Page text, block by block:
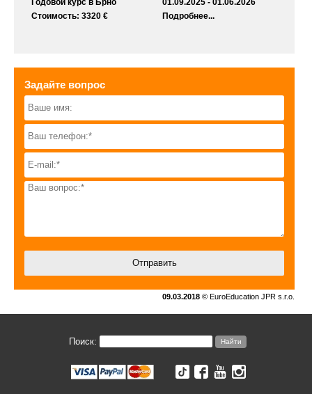
Стоимость: 3320 €
Подробнее...
Задайте вопрос
09.03.2018 © EuroEducation JPR s.r.o.
Поиск: